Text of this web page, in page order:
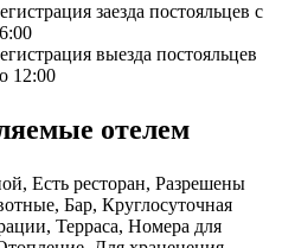
заезда постояльцев с
выезда постояльцев
12:00
отелем
Есть ресторан, Разрешены
Бар, Круглосуточная
Терраса, Номера для